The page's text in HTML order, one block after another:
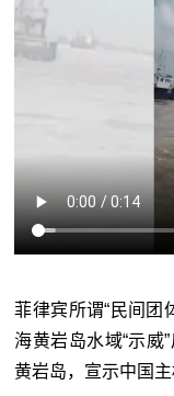
菲律宾所谓“民间团
海黄岩岛水域“示威
黄岩岛，宣示中国主